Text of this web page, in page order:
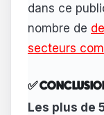
dans ce
nombre de
secteurs
✅
Les plus de